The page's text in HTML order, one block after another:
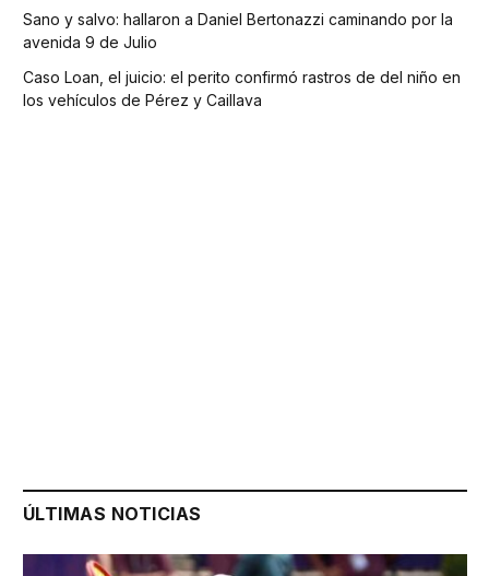
Sano y salvo: hallaron a Daniel Bertonazzi caminando por la
avenida 9 de Julio
Caso Loan, el juicio: el perito confirmó rastros de del niño en
los vehículos de Pérez y Caillava
ÚLTIMAS NOTICIAS